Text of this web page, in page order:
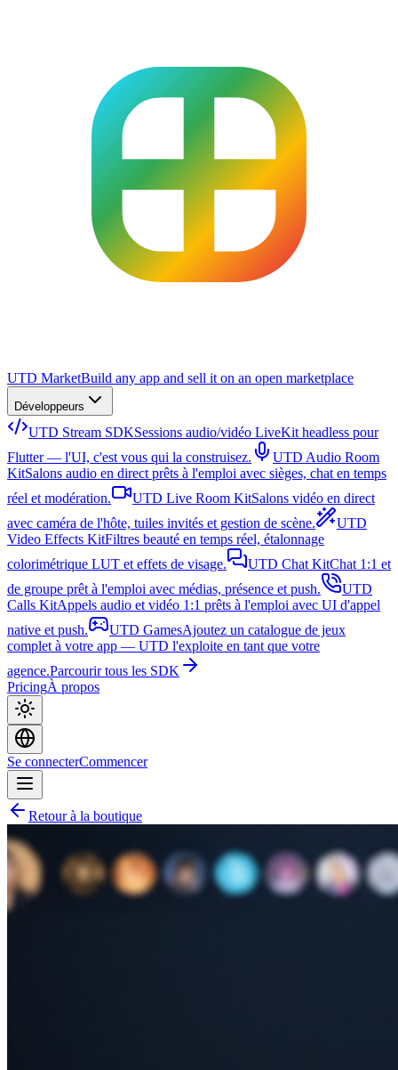
UTD MarketBuild any app and sell it on an open marketplace
Développeurs
UTD Stream SDKSessions audio/vidéo LiveKit headless pour
Flutter — l'UI, c'est vous qui la construisez.
UTD Audio Room
KitSalons audio en direct prêts à l'emploi avec sièges, chat en temps
réel et modération.
UTD Live Room KitSalons vidéo en direct
avec caméra de l'hôte, tuiles invités et gestion de scène.
UTD
Video Effects KitFiltres beauté en temps réel, étalonnage
colorimétrique LUT et effets de visage.
UTD Chat KitChat 1:1 et
de groupe prêt à l'emploi avec médias, présence et push.
UTD
Calls KitAppels audio et vidéo 1:1 prêts à l'emploi avec UI d'appel
native et push.
UTD GamesAjoutez un catalogue de jeux
complet à votre app — UTD l'exploite en tant que votre
agence.Parcourir tous les SDK
PricingÀ propos
Se connecterCommencer
Retour à la boutique